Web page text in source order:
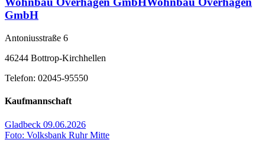
GmbH
Antoniusstraße 6
46244 Bottrop-Kirchhellen
Telefon: 02045-95550
Kaufmannschaft
Gladbeck 09.06.2026
Foto: Volksbank Ruhr Mitte